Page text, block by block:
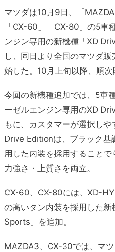
マツダは10月9日、「
「CX-60」「CX-80」の5車
ンジン専用の新機種「XD
し、同日より全国のマツダ
始した 。 10月上旬以降、順
今回の新機種追加では、5車
ーゼルエンジン専用のXD
もに、カスタマーが選択し
Drive Editionは、ブラック基
用した内装を採用すること
力強さ・上質さを両立。
CX-60、CX-80には、XD-
の高いタン内装を採用した
Sports」を追加。
MAZDA3、CX-30では、マ